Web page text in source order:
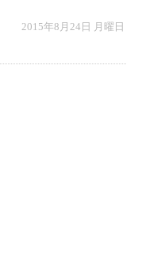
2015年8月24日 月曜日